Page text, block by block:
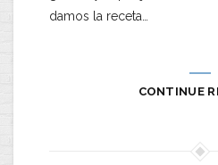
damos la receta…
CONTINUE